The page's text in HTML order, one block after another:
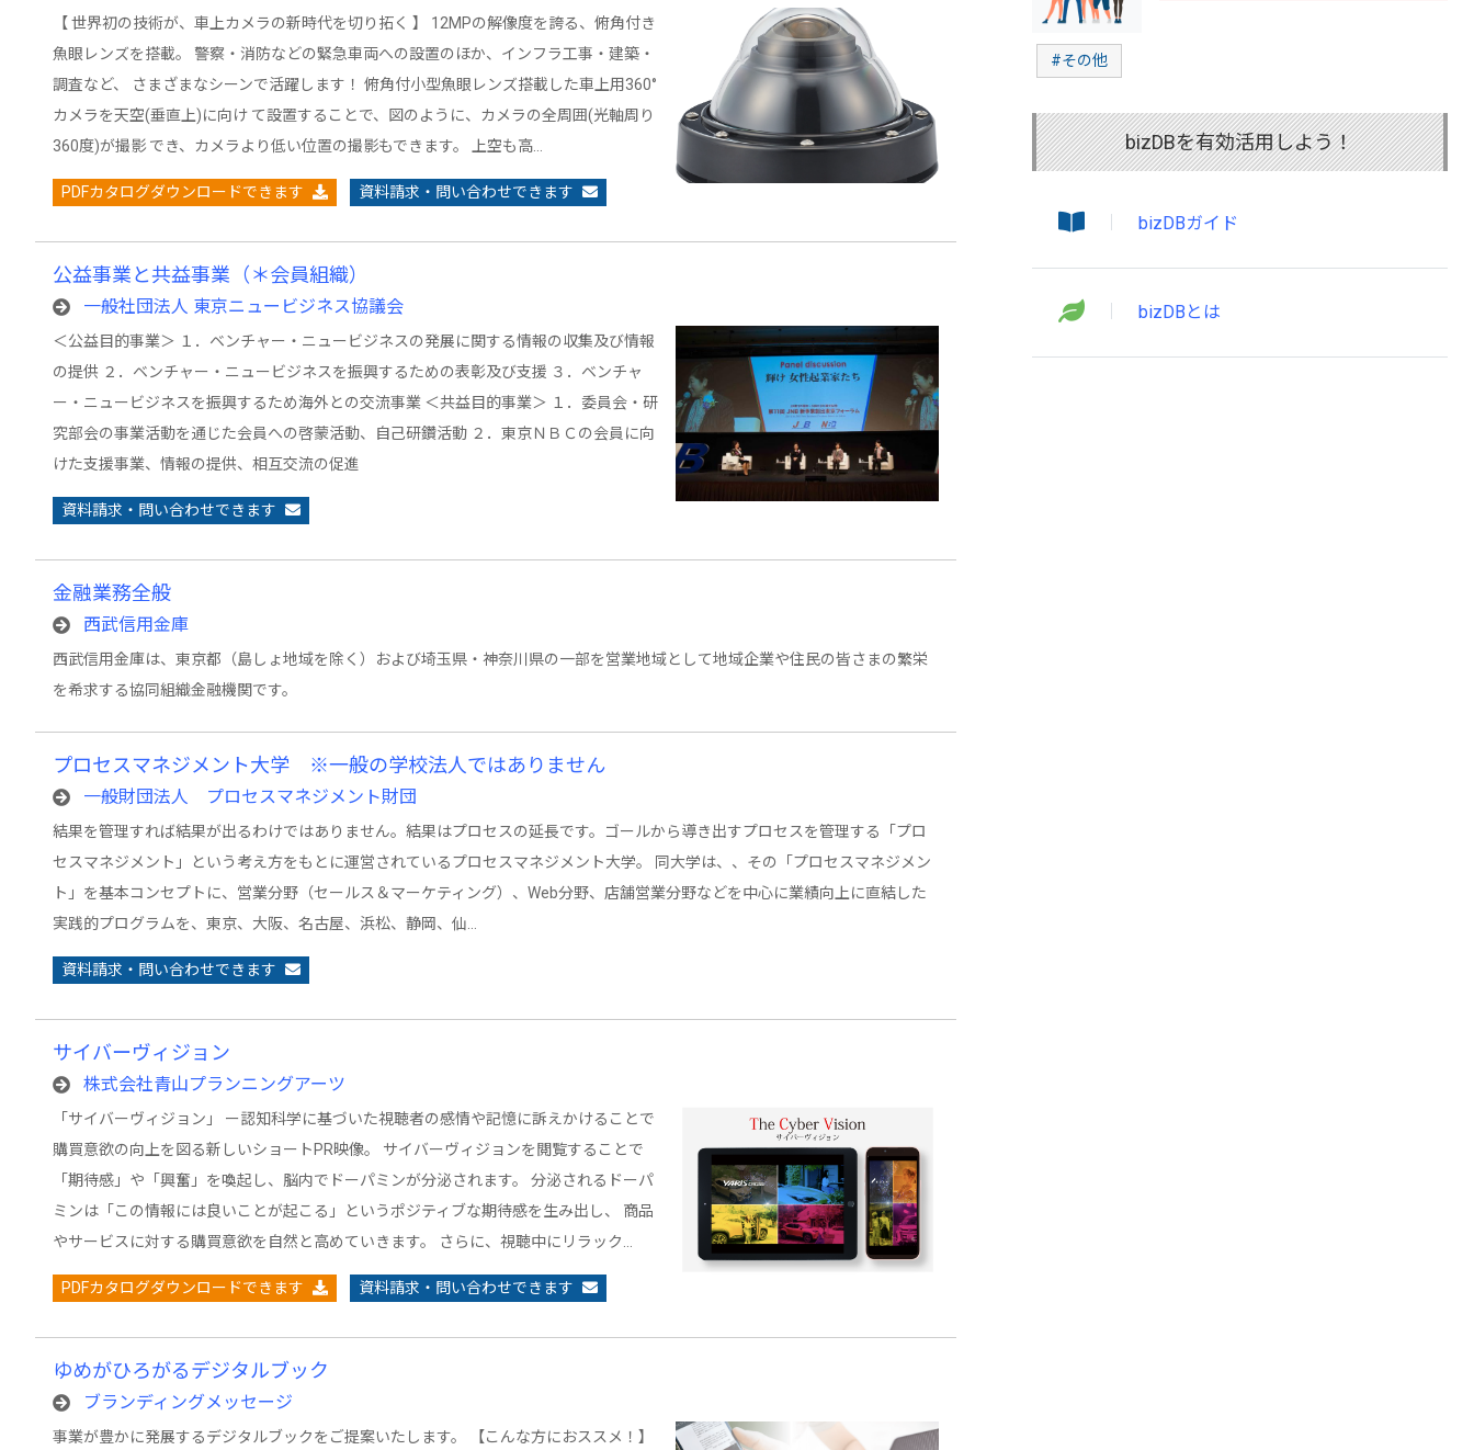
【 世界初の技術が、車上カメラの新時代を切り拓く 】 12MPの解像度を誇る、俯角付き
魚眼レンズを搭載。 警察・消防などの緊急車両への設置のほか、インフラ工事・建築・
調査など、 さまざまなシーンで活躍します！ 俯角付小型魚眼レンズ搭載した車上用360°
カメラを天空(垂直上)に向け て設置することで、図のように、カメラの全周囲(光軸周り
360度)が撮影 でき、カメラより低い位置の撮影もできます。 上空も高…
PDFカタログダウンロードできます 資料請求・問い合わせできます
公益事業と共益事業（＊会員組織）
一般社団法人 東京ニュービジネス協議会
＜公益目的事業＞ １．ベンチャー・ニュービジネスの発展に関する情報の収集及び情報
の提供 ２．ベンチャー・ニュービジネスを振興するための表彰及び支援 ３．ベンチャ
ー・ニュービジネスを振興するため海外との交流事業 ＜共益目的事業＞ １．委員会・研
究部会の事業活動を通じた会員への啓蒙活動、自己研鑽活動 ２．東京ＮＢＣの会員に向
けた支援事業、情報の提供、相互交流の促進
資料請求・問い合わせできます
金融業務全般
西武信用金庫
西武信用金庫は、東京都（島しょ地域を除く）および埼玉県・神奈川県の一部を営業地域として地域企業や住民の皆さまの繁栄
を希求する協同組織金融機関です。
プロセスマネジメント大学 ※一般の学校法人ではありません
一般財団法人 プロセスマネジメント財団
結果を管理すれば結果が出るわけではありません。結果はプロセスの延長です。ゴールから導き出すプロセスを管理する「プロ
セスマネジメント」という考え方をもとに運営されているプロセスマネジメント大学。 同大学は、、その「プロセスマネジメン
ト」を基本コンセプトに、営業分野（セールス＆マーケティング）、Web分野、店舗営業分野などを中心に業績向上に直結した
実践的プログラムを、東京、大阪、名古屋、浜松、静岡、仙…
資料請求・問い合わせできます
サイバーヴィジョン
株式会社青山プランニングアーツ
「サイバーヴィジョン」 ー認知科学に基づいた視聴者の感情や記憶に訴えかけることで
購買意欲の向上を図る新しいショートPR映像。 サイバーヴィジョンを閲覧することで
「期待感」や「興奮」を喚起し、脳内でドーパミンが分泌されます。 分泌されるドーパ
ミンは「この情報には良いことが起こる」というポジティブな期待感を生み出し、 商品
やサービスに対する購買意欲を自然と高めていきます。 さらに、視聴中にリラック…
PDFカタログダウンロードできます 資料請求・問い合わせできます
ゆめがひろがるデジタルブック
ブランディングメッセージ
事業が豊かに発展するデジタルブックをご提案いたします。 【こんな方におススメ！】
#その他
bizDBを有効活用しよう！
bizDBガイド
bizDBとは